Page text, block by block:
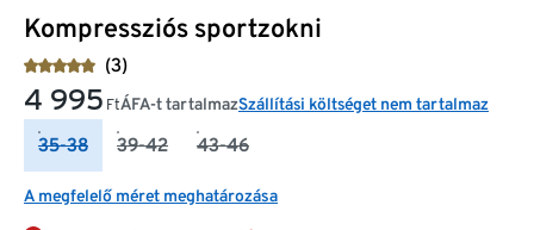
Kompressziós sportzokni
(3)
4 995 FtÁFA-t tartalmazSzállítási költséget nem tartalmaz
35-38 39-42 43-46
A megfelelő méret meghatározása